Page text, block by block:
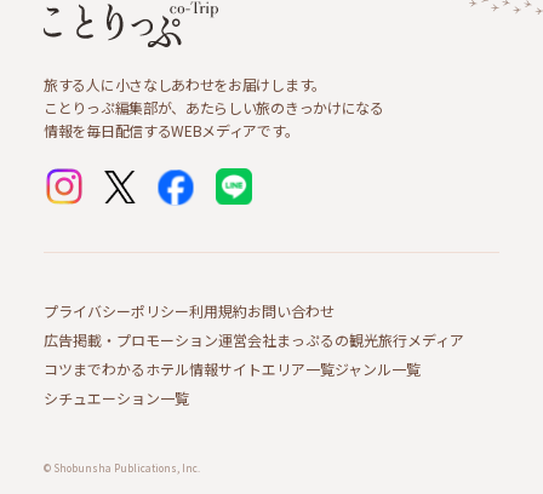
旅する人に小さなしあわせをお届けします。
ことりっぷ編集部が、あたらしい旅のきっかけになる
情報を毎日配信するWEBメディアです。
プライバシーポリシー利用規約お問い合わせ
広告掲載・プロモーション運営会社まっぷるの観光旅行メディア
コツまでわかるホテル情報サイトエリア一覧ジャンル一覧
シチュエーション一覧
© Shobunsha Publications, Inc.